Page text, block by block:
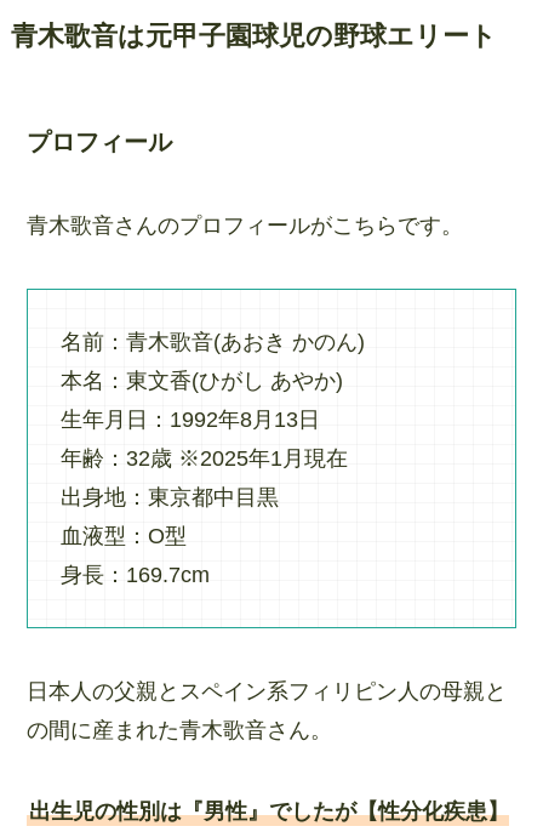
青木歌音は元甲子園球児の野球エリート
プロフィール
青木歌音さんのプロフィールがこちらです。
名前：青木歌音(あおき かのん)
本名：東文香(ひがし あやか)
生年月日：1992年8月13日
年齢：32歳 ※2025年1月現在
出身地：東京都中目黒
血液型：O型
身長：169.7cm
日本人の父親とスペイン系フィリピン人の母親と
の間に産まれた青木歌音さん。
出生児の性別は『男性』でしたが【性分化疾患】